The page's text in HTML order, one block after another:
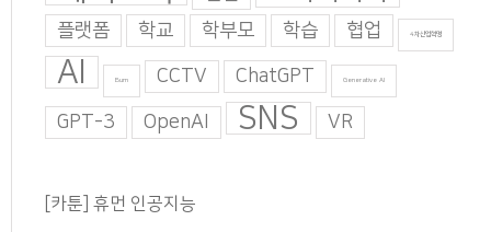
플랫폼 학교 학부모 학습 협업 4차산업혁명
AI Burn CCTV ChatGPT Generative AI
GPT-3 OpenAI SNS VR
[카툰] 휴먼 인공지능